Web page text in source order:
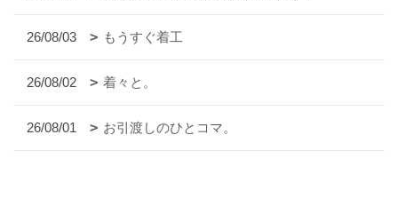
26/08/03 もうすぐ着工
26/08/02 着々と。
26/08/01 お引渡しのひとコマ。